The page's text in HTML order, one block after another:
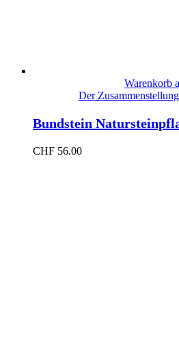
Warenkorb
Der
Bundstein
CHF 56.00